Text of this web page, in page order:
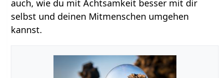
auch, wie du mit Achtsamkeit besser mit dir
selbst und deinen Mitmenschen umgehen
kannst.